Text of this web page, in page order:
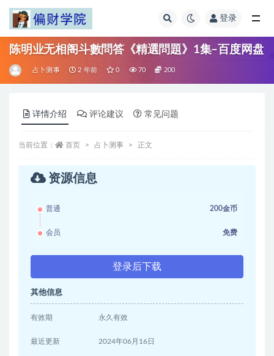
登录
陈明业无相阁斗數問答《精選問題》1集–百度网盘
占卜测事 2 年前 0 70 200
详情介绍 评论建议 常见问题
当前位置： 首页 占卜测事 正文
资源信息
普通 200金币
会员 免费
登录后下载
其他信息
有效期 永久有效
最近更新 2024年06月16日